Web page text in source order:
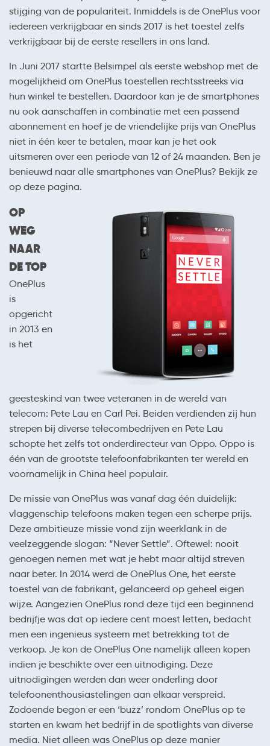
stijging van de populariteit. Inmiddels is de OnePlus voor
iedereen verkrijgbaar en sinds 2017 is het toestel zelfs
verkrijgbaar bij de eerste resellers in ons land.
In Juni 2017 startte Belsimpel als eerste webshop met de
mogelijkheid om OnePlus toestellen rechtsstreeks via
hun winkel te bestellen. Daardoor kan je de smartphones
nu ook aanschaffen in combinatie met een passend
abonnement en hoef je de vriendelijke prijs van OnePlus
niet in één keer te betalen, maar kan je het ook
uitsmeren over een periode van 12 of 24 maanden. Ben je
benieuwd naar alle smartphones van OnePlus? Bekijk ze
op deze pagina.
OP
WEG
NAAR
DE TOP
OnePlus
is
opgericht
in 2013 en
is het
geesteskind van twee veteranen in de wereld van
telecom: Pete Lau en Carl Pei. Beiden verdienden zij hun
strepen bij diverse telecombedrijven en Pete Lau
schopte het zelfs tot onderdirecteur van Oppo. Oppo is
één van de grootste telefoonfabrikanten ter wereld en
voornamelijk in China heel populair.
De missie van OnePlus was vanaf dag één duidelijk:
vlaggenschip telefoons maken tegen een scherpe prijs.
Deze ambitieuze missie vond zijn weerklank in de
veelzeggende slogan: “Never Settle”. Oftewel: nooit
genoegen nemen met wat je hebt maar altijd streven
naar beter. In 2014 werd de OnePlus One, het eerste
toestel van de fabrikant, gelanceerd op geheel eigen
wijze. Aangezien OnePlus rond deze tijd een beginnend
bedrijfje was dat op iedere cent moest letten, bedacht
men een ingenieus systeem met betrekking tot de
verkoop. Je kon de OnePlus One namelijk alleen kopen
indien je beschikte over een uitnodiging. Deze
uitnodigingen werden dan weer onderling door
telefoonenthousiastelingen aan elkaar verspreid.
Zodoende begon er een ‘buzz’ rondom OnePlus op te
starten en kwam het bedrijf in de spotlights van diverse
media. Niet alleen was OnePlus op deze manier